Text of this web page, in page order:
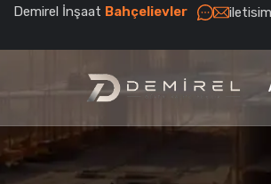
Demirel İnşaat Bahçelievler